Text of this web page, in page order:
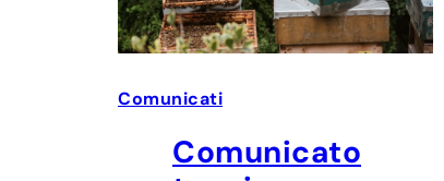
Comunicati
Comunicato